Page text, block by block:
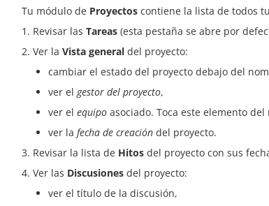
Tu módulo de Proyectos contiene la lista de todos
Revisar las Tareas (esta pestaña se abre por
Ver la Vista general del proyecto:
cambiar el estado del proyecto debajo del
ver el gestor del proyecto,
ver el equipo asociado. Toca este elemento
ver la fecha de creación del proyecto.
Revisar la lista de Hitos del proyecto con sus
Ver las Discusiones del proyecto:
ver el título de la discusión,